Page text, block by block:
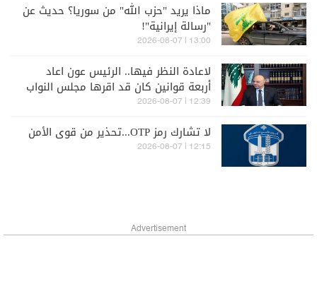
ماذا يريد "حزب الله" من سوريا؟ حديث عن
"رسالة إيرانية"!
13:00 | 2026-08-07
لاعادة النظر فيها.. الرئيس عون اعاد
أربعة قوانين كان قد اقرها مجلس النواب
12:39 | 2026-08-07
لا تشارك رمز OTP...تحذير من قوى الأمن
12:15 | 2026-08-07
Advertisement